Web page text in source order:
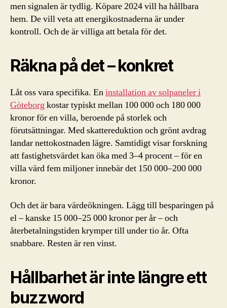
men signalen är tydlig. Köpare 2024 vill ha hållbara
hem. De vill veta att energikostnaderna är under
kontroll. Och de är villiga att betala för det.
Räkna på det – konkret
Låt oss vara specifika. Eninstallation av solpaneler i
Göteborgkostar typiskt mellan 100 000 och 180 000
kronor för en villa, beroende på storlek och
förutsättningar. Med skattereduktion och grönt avdrag
landar nettokostnaden lägre. Samtidigt visar forskning
att fastighetsvärdet kan öka med 3–4 procent – för en
villa värd fem miljoner innebär det 150 000–200 000
kronor.
Och det är bara värdeökningen. Lägg till besparingen på
el – kanske 15 000–25 000 kronor per år – och
återbetalningstiden krymper till under tio år. Ofta
snabbare. Resten är ren vinst.
Hållbarhet är inte längre ett
buzzword